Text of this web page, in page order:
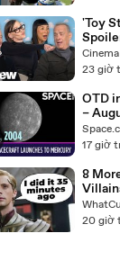
'Toy
With
Allen,
Lee
23 giờ
OTD
–
17 giờ
8
Didn't
20 giờ